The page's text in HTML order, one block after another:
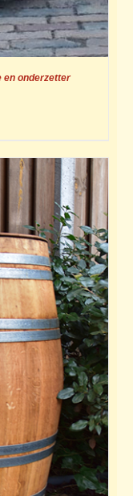
en onderzetter